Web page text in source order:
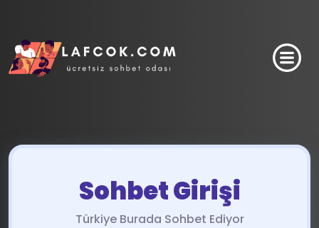
Sohbet Girişi
Türkiye Burada Sohbet Ediyor